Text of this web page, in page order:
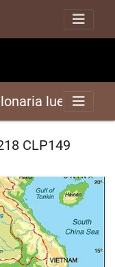
luethyipsg 218 CLP149
CLP149